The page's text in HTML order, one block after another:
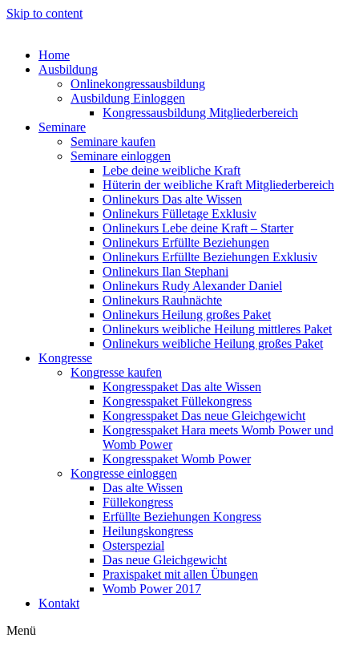
Skip to content
Home
Ausbildung
Onlinekongressausbildung
Ausbildung Einloggen
Kongressausbildung Mitgliederbereich
Seminare
Seminare kaufen
Seminare einloggen
Lebe deine weibliche Kraft
Hüterin der weibliche Kraft Mitgliederbereich
Onlinekurs Das alte Wissen
Onlinekurs Fülletage Exklusiv
Onlinekurs Lebe deine Kraft – Starter
Onlinekurs Erfüllte Beziehungen
Onlinekurs Erfüllte Beziehungen Exklusiv
Onlinekurs Ilan Stephani
Onlinekurs Rudy Alexander Daniel
Onlinekurs Rauhnächte
Onlinekurs Heilung großes Paket
Onlinekurs weibliche Heilung mittleres Paket
Onlinekurs weibliche Heilung großes Paket
Kongresse
Kongresse kaufen
Kongresspaket Das alte Wissen
Kongresspaket Füllekongress
Kongresspaket Das neue Gleichgewicht
Kongresspaket Hara meets Womb Power und
Womb Power
Kongresspaket Womb Power
Kongresse einloggen
Das alte Wissen
Füllekongress
Erfüllte Beziehungen Kongress
Heilungskongress
Osterspezial
Das neue Gleichgewicht
Praxispaket mit allen Übungen
Womb Power 2017
Kontakt
Menü